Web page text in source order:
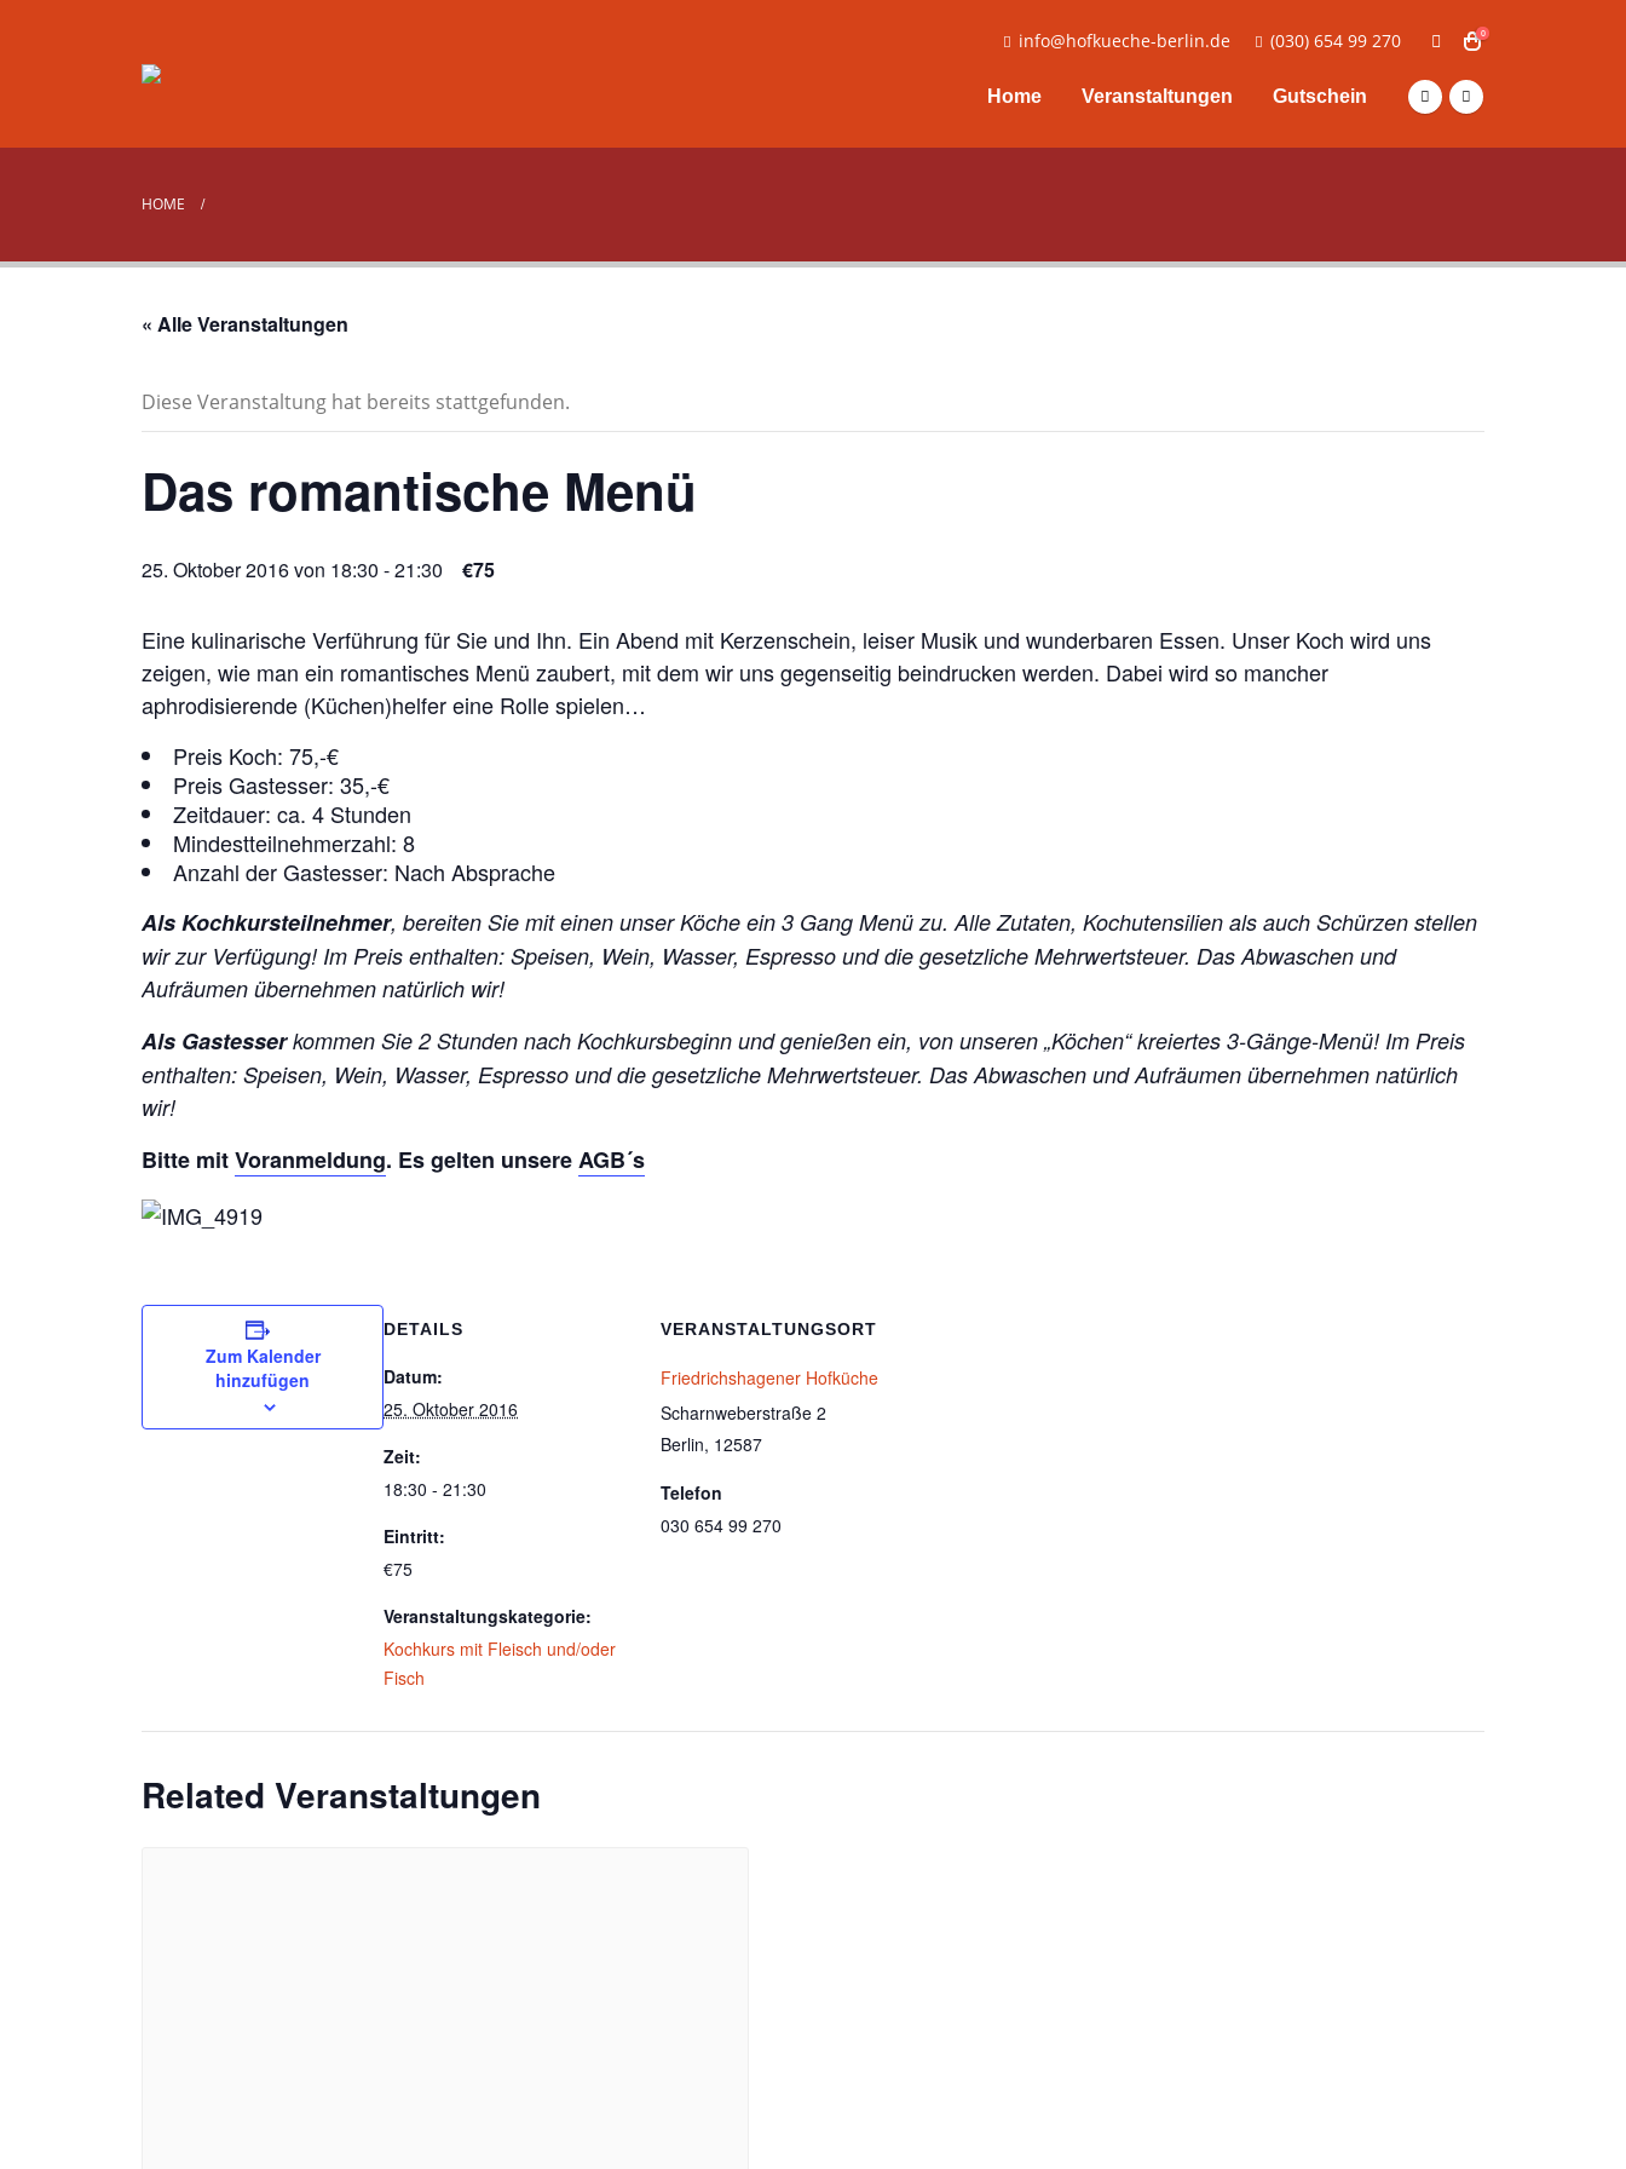
info@hofkueche-berlin.de (030) 654 99 270 0
Home Veranstaltungen Gutschein
HOME
« Alle Veranstaltungen
Diese Veranstaltung hat bereits stattgefunden.
Das romantische Menü
25. Oktober 2016 von 18:30 -21:30 €75
Eine kulinarische Verführung für Sie und Ihn. Ein Abend mit Kerzenschein, leiser Musik und wunderbaren Essen. Unser Koch wird uns
zeigen, wie man ein romantisches Menü zaubert, mit dem wir uns gegenseitig beindrucken werden. Dabei wird so mancher
aphrodisierende (Küchen)helfer eine Rolle spielen…
Preis Koch: 75,-€
Preis Gastesser: 35,-€
Zeitdauer: ca. 4 Stunden
Mindestteilnehmerzahl: 8
Anzahl der Gastesser: Nach Absprache
Als Kochkursteilnehmer, bereiten Sie mit einen unser Köche ein 3 Gang Menü zu. Alle Zutaten, Kochutensilien als auch Schürzen stellen
wir zur Verfügung! Im Preis enthalten: Speisen, Wein, Wasser, Espresso und die gesetzliche Mehrwertsteuer. Das Abwaschen und
Aufräumen übernehmen natürlich wir!
Als Gastesserkommen Sie 2 Stunden nach Kochkursbeginn und genießen ein, von unseren „Köchen“ kreiertes 3-Gänge-Menü! Im Preis
enthalten: Speisen, Wein, Wasser, Espresso und die gesetzliche Mehrwertsteuer. Das Abwaschen und Aufräumen übernehmen natürlich
wir!
Bitte mitVoranmeldung. Es gelten unsereAGB´s
Zum Kalender
hinzufügen
DETAILS
Datum:
25. Oktober 2016
Zeit:
18:30 - 21:30
Eintritt:
€75
Veranstaltungskategorie:
Kochkurs mit Fleisch und/oder
Fisch
VERANSTALTUNGSORT
Friedrichshagener Hofküche
Scharnweberstraße 2
Berlin, 12587
Telefon
030 654 99 270
Related Veranstaltungen